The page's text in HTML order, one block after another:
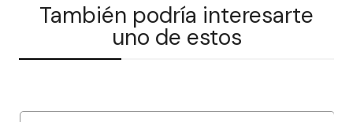
También podría interesarte
uno de estos